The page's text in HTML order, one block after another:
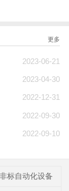
更多
2023-06-21
2023-04-30
2022-12-31
2022-09-30
2022-09-10
非标自动化设备